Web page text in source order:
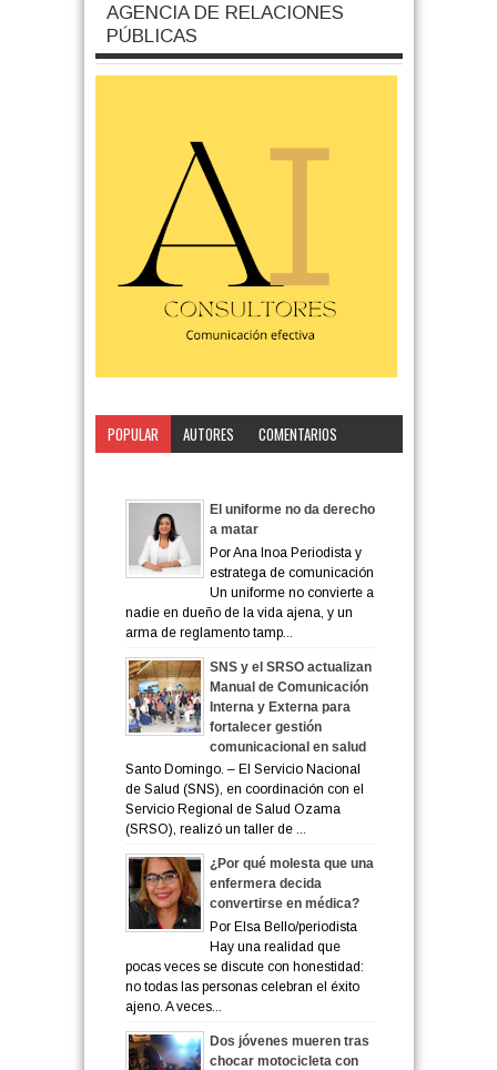
AGENCIA DE RELACIONES
PÚBLICAS
POPULAR AUTORES
COMENTARIOS
El uniforme no da derecho
a matar
Por Ana Inoa Periodista y
estratega de comunicación
Un uniforme no convierte a
nadie en dueño de la vida ajena, y un
arma de reglamento tamp...
SNS y el SRSO actualizan
Manual de Comunicación
Interna y Externa para
fortalecer gestión
comunicacional en salud
Santo Domingo. – El Servicio Nacional
de Salud (SNS), en coordinación con el
Servicio Regional de Salud Ozama
(SRSO), realizó un taller de ...
¿Por qué molesta que una
enfermera decida
convertirse en médica?
Por Elsa Bello/periodista
Hay una realidad que
pocas veces se discute con honestidad:
no todas las personas celebran el éxito
ajeno. A veces...
Dos jóvenes mueren tras
chocar motocicleta con